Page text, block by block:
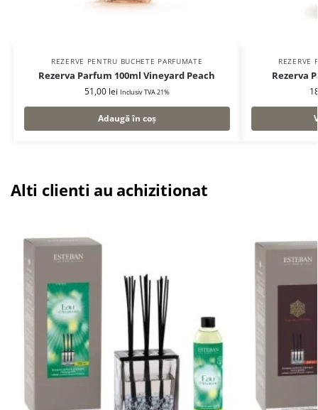
REZERVE PENTRU BUCHETE PARFUMATE
Rezerva Parfum 100ml Vineyard Peach
51,00 lei Inclusiv TVA 21%
Adaugă în coș
REZERVE
Rezerva
Alti clienti au achizitionat